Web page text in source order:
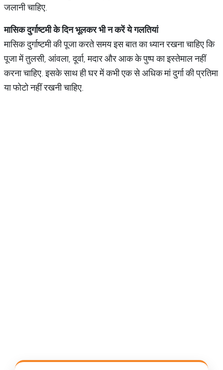
जलानी चाहिए.
मासिकदुर्गाष्टमीकेदिनभूलकरभीनकरेंयेगलतियां
मासिक दुर्गाष्टमी की पूजा करते समय इस बात का ध्यान रखना चाहिए कि
पूजा में तुलसी, आंवला, दूर्वा, मदार और आक के पुष्प का इस्तेमाल नहीं
करना चाहिए. इसके साथ ही घर में कभी एक से अधिक मां दुर्गा की प्रतिमा
या फोटो नहीं रखनी चाहिए.